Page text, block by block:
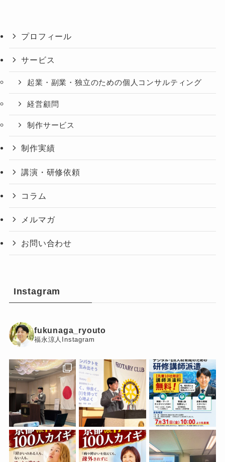
プロフィール
サービス
起業・副業・独立のための個人コンサルティング
経営顧問
制作サービス
制作実績
講演・研修依頼
コラム
メルマガ
お問い合わせ
Instagram
fukunaga_ryouto
福永涼人Instagram